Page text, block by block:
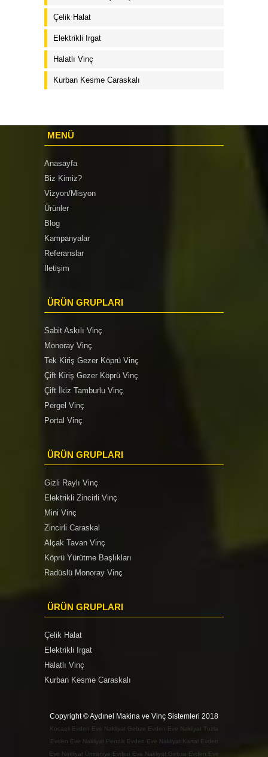
Çelik Halat
Elektrikli Irgat
Halatlı Vinç
Kurban Kesme Caraskalı
MENÜ
Anasayfa
Biz Kimiz?
Vizyon/Misyon
Ürünler
Blog
Kampanyalar
Referanslar
İletişim
ÜRÜN GRUPLARI
Sabit Askılı Vinç
Monoray Vinç
Tek Kiriş Gezer Köprü Vinç
Çift Kiriş Gezer Köprü Vinç
Çift İkiz Tamburlu Vinç
Pergel Vinç
Portal Vinç
ÜRÜN GRUPLARI
Gizli Raylı Vinç
Elektrikli Zincirli Vinç
Mini Vinç
Zincirli Caraskal
Alçak Tavan Vinç
Köprü Yürütme Başlıkları
Radüslü Monoray Vinç
ÜRÜN GRUPLARI
Çelik Halat
Elektrikli Irgat
Halatlı Vinç
Kurban Kesme Caraskalı
Copyright © Aydınel Makina ve Vinç Sistemleri 2018
Kocaeli Evden Eve Nakliyat Gebze Evden Eve Nakliyat Tuzla
Evden Eve Nakliyat Pendik Evden Eve Nakliyat Kartal Evden
Eve Nakliyat Ümraniye Evden Eve Nakliyat Gebze Evden Eve